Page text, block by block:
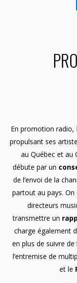
En promotion radio,
propulsant ses
au Québec et au
débute par un
de l’envoi de la
partout au pays. On
directeurs
transmettre un
charge également
en plus de suivre
l’entremise de
et le